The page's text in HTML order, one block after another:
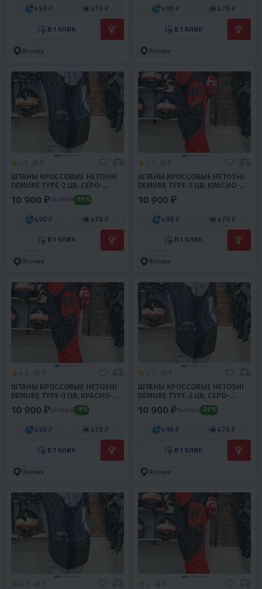
490 ₽ 470 ₽
В 1 КЛИК
Япония
490 ₽ 470 ₽
В 1 КЛИК
Япония
ШТАНЫ КРОССОВЫЕ HETOSHI
DEMURE TYPE-2 ЦВ, СЕРО-
ЧЕРНЫЙ Р.XXL
10 900 ₽13 460 ₽ -19%
490 ₽ 470 ₽
В 1 КЛИК
Япония
ШТАНЫ КРОССОВЫЕ HETOSHI
DEMURE TYPE-3 ЦВ, КРАСНО-
ЧЕРНЫЙ Р.XL
10 900 ₽
490 ₽ 470 ₽
В 1 КЛИК
Япония
ШТАНЫ КРОССОВЫЕ HETOSHI
DEMURE TYPE-3 ЦВ, КРАСНО-
ЧЕРНЫЙ Р.L
10 900 ₽11 980 ₽ -9%
490 ₽ 470 ₽
В 1 КЛИК
Япония
ШТАНЫ КРОССОВЫЕ HETOSHI
DEMURE TYPE-2 ЦВ, СЕРО-
ЧЕРНЫЙ Р.S
10 900 ₽15 580 ₽ -30%
490 ₽ 470 ₽
В 1 КЛИК
Япония